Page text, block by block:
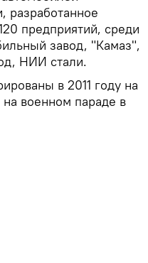
предприятий, среди
завод, "Камаз",
НИИ стали.
в 2011 году на
военном параде в